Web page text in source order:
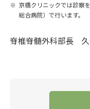
京橋クリニックでは診察
総合病院）で行います。
脊椎脊髄外科部長 久